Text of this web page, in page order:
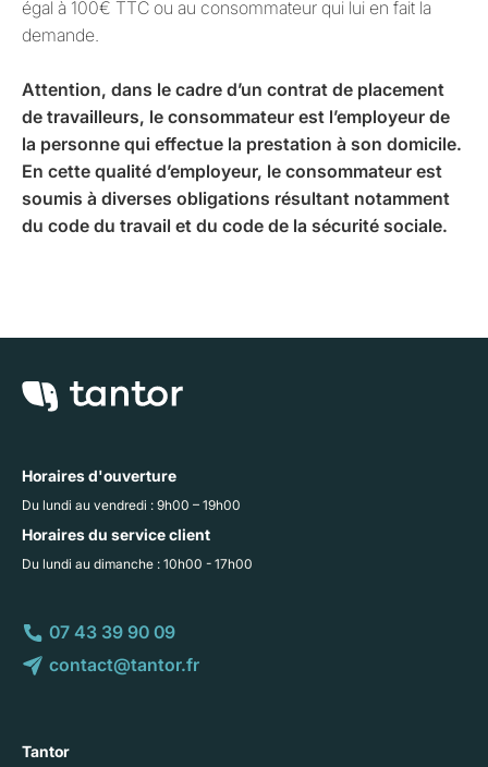
égal à 100€ TTC ou au consommateur qui lui en fait la
demande.
Attention, dans le cadre d’un contrat de placement
de travailleurs, le consommateur est l’employeur de
la personne qui effectue la prestation à son domicile.
En cette qualité d’employeur, le consommateur est
soumis à diverses obligations résultant notamment
du code du travail et du code de la sécurité sociale.
Horaires d'ouverture
Du lundi au vendredi : 9h00 – 19h00
Horaires du service client
Du lundi au dimanche : 10h00 - 17h00
07 43 39 90 09
contact@tantor.fr
Tantor